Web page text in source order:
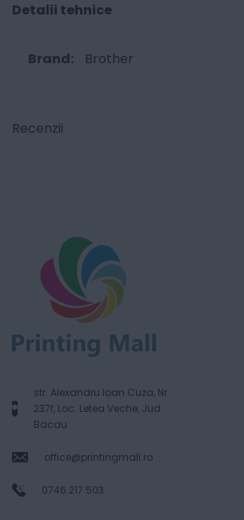
Detalii tehnice
Brother
Recenzii
str. Alexandru Ioan Cuza, Nr.
237f, Loc. Letea Veche, Jud.
Bacau
office@printingmall.ro
0746.217.503